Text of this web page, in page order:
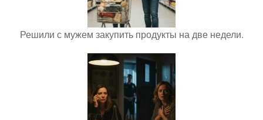
Решили с мужем закупить продукты на две недели.